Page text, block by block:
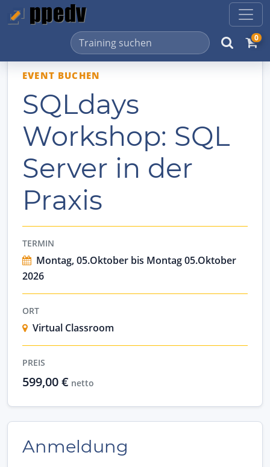
0
EVENT BUCHEN
SQLdays
Workshop: SQL
Server in der
Praxis
TERMIN
Montag, 05.Oktober bis Montag 05.Oktober
2026
ORT
Virtual Classroom
PREIS
599,00 € netto
Anmeldung